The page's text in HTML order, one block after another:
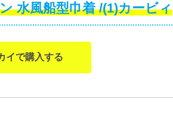
水風船型巾着 /(1)カービィ
イで購入する